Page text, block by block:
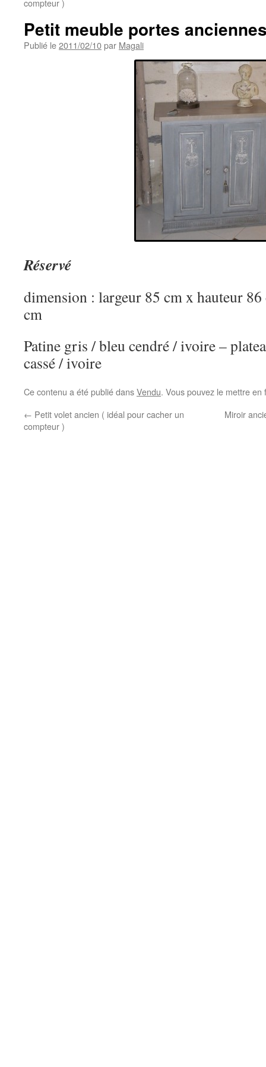
compteur )
Petit meuble portes
Publié le2011/02/10par Magali
Réservé
dimension : largeur 85 cm x hauteur
cm
Patine gris / bleu cendré / ivoire –
cassé / ivoire
Ce contenu a été publié dansVendu. Vous pouvez le mettre
← Petit volet ancien ( idéal pour cacher un
compteur )
Miroir